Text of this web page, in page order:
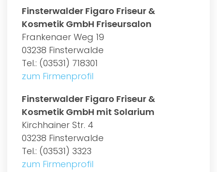
Finsterwalder Figaro Friseur &
Kosmetik GmbH Friseursalon
Frankenaer Weg 19
03238 Finsterwalde
Tel.: (03531) 718301
zum Firmenprofil
Finsterwalder Figaro Friseur &
Kosmetik GmbH mit Solarium
Kirchhainer Str. 4
03238 Finsterwalde
Tel.: (03531) 3323
zum Firmenprofil